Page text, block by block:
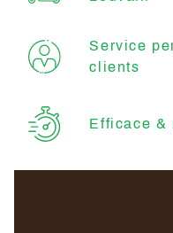
Service
clients
Efficace &